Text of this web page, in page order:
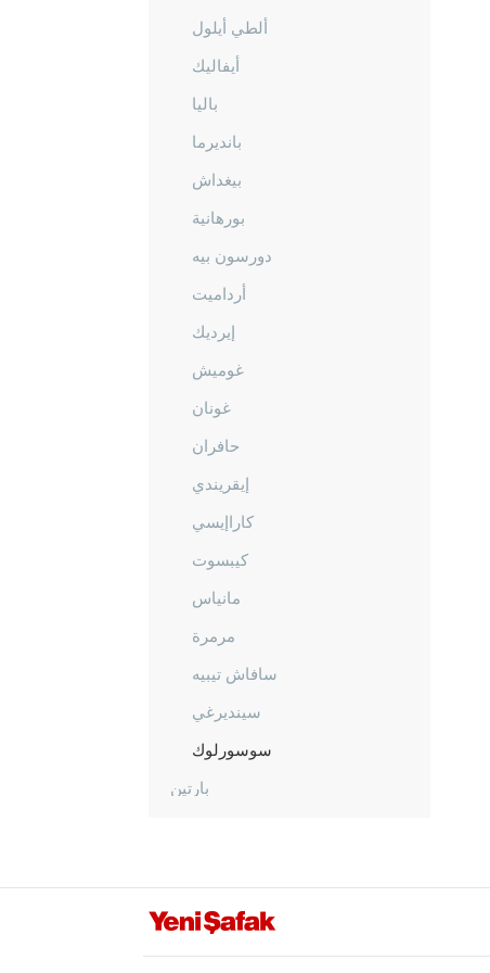
ألطي أيلول
أيفاليك
باليا
بانديرما
بيغداش
بورهانية
دورسون بيه
أرداميت
إيرديك
غوميش
غونان
حافران
إيقريندي
كاراإيسي
كيبسوت
مانياس
مرمرة
سافاش تيبيه
سينديرغي
سوسورلوك
بارتين
بينغول